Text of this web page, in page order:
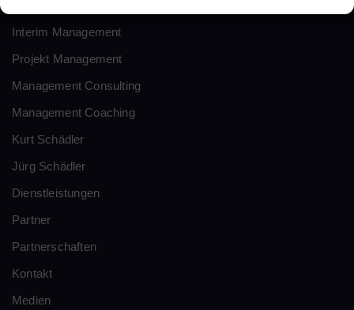
Interim Management
Projekt Management
Management Consulting
Management Coaching
Kurt Schädler
Jürg Schädler
Dienstleistungen
Partner
Partnerschaften
Kontakt
Medien